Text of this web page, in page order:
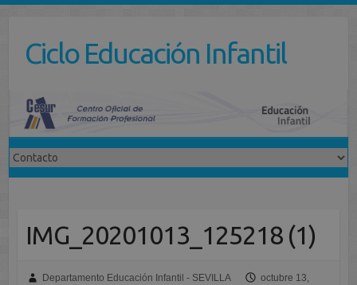
contenidoCiclo Educación Infantil
IMG_20201013_125218 (1)
Departamento Educación Infantil - SEVILLA
octubre 13,